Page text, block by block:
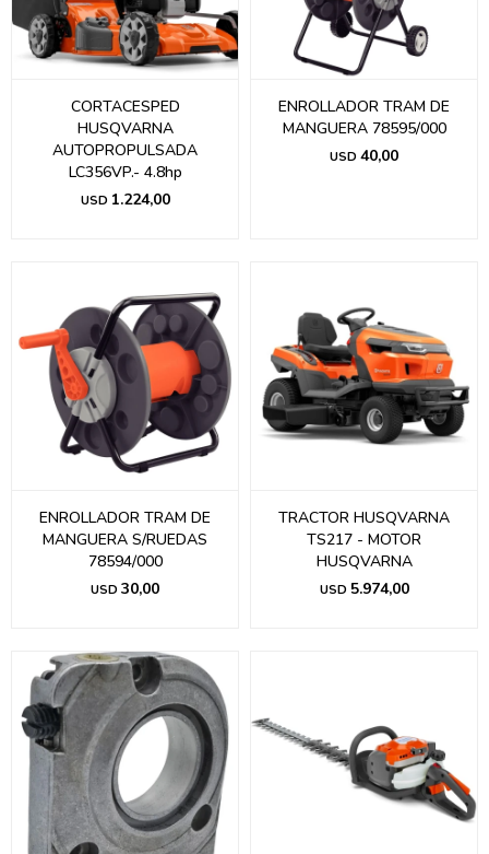
CORTACESPED
HUSQVARNA
AUTOPROPULSADA
LC356VP.- 4.8hp
USD 1.224,00
ENROLLADOR TRAM DE
MANGUERA 78595/000
USD 40,00
ENROLLADOR TRAM DE
MANGUERA S/RUEDAS
78594/000
USD 30,00
TRACTOR HUSQVARNA
TS217 - MOTOR
HUSQVARNA
USD 5.974,00